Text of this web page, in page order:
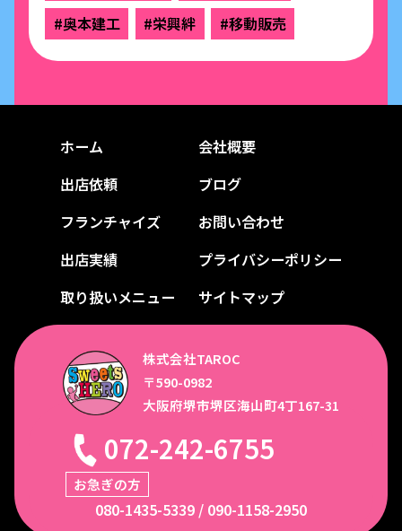
#奥本建工
#栄興絆 #移動販売
ホーム
出店依頼
フランチャイズ
出店実績
取り扱いメニュー
会社概要
ブログ
お問い合わせ
プライバシーポリシー
サイトマップ
株式会社TAROC
〒590-0982
大阪府堺市堺区海山町4丁167-31
072-242-6755
お急ぎの方
080-1435-5339 / 090-1158-2950